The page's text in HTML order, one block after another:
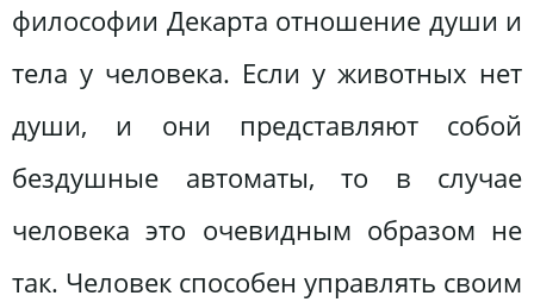
философии Декарта отношение души и
тела у человека. Если у животных нет
души, и они представляют собой
бездушные автоматы, то в случае
человека это очевидным образом не
так. Человек способен управлять своим